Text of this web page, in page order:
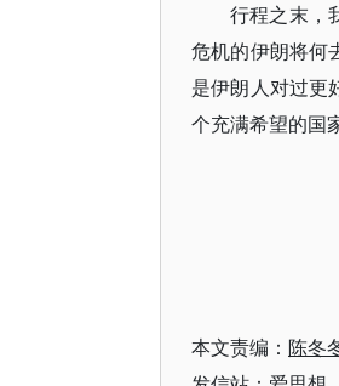
行程之末，
危机的伊朗将何
是伊朗人对过更
个充满希望的国家
本文责编： 陈冬